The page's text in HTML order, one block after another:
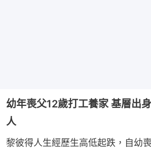
幼年喪父12歲打工養家 基層出
人
黎彼得人生經歷生高低起跌，自幼